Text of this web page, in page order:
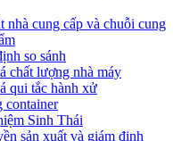
nhà cung cấp và chuỗi cung
so sánh
chất lượng nhà máy
qui tắc hành xử
container
Sinh Thái
sản xuất và giám định